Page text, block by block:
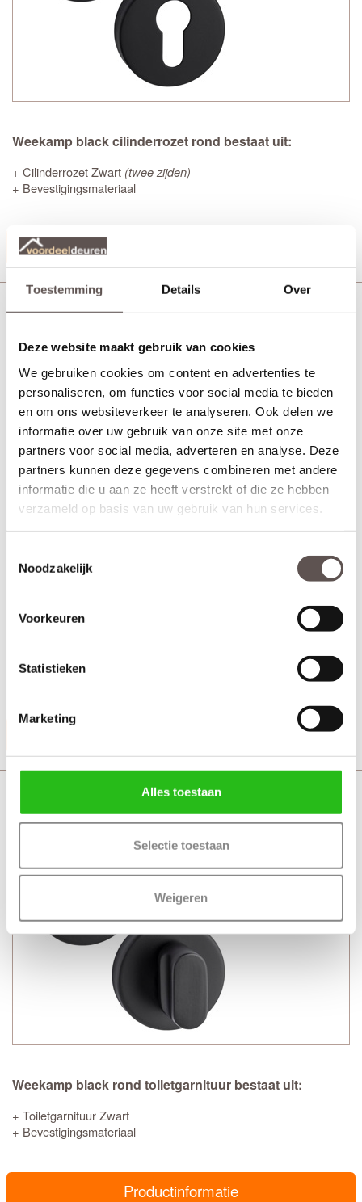
Toestemming Details Over
Deze website maakt gebruik van cookies
We gebruiken cookies om content en advertenties te
personaliseren, om functies voor social media te bieden
en om ons websiteverkeer te analyseren. Ook delen we
informatie over uw gebruik van onze site met onze
partners voor social media, adverteren en analyse. Deze
partners kunnen deze gegevens combineren met andere
informatie die u aan ze heeft verstrekt of die ze hebben
verzameld op basis van uw gebruik van hun services.
Noodzakelijk
Voorkeuren
Statistieken
Marketing
Alles toestaan
Selectie toestaan
Weigeren
Weekamp black cilinderrozet rond bestaat uit:
+ Cilinderrozet Zwart (twee zijden)
+ Bevestigingsmateriaal
Weekamp Curve black deurkruk
+ Deurkruk roestvast staal zwart gecoat, eenvoudig te monteren
+ Kleur mat zwart
+ Bevestigingsmateriaal
Weekamp Curve black toiletgarnituur rond
Weekamp black rond toiletgarnituur bestaat uit:
+ Toiletgarnituur Zwart
+ Bevestigingsmateriaal
Productinformatie